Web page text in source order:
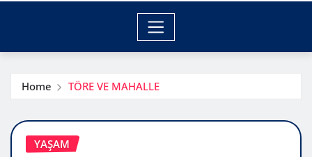
Home TÖRE VE MAHALLE
YAŞAM